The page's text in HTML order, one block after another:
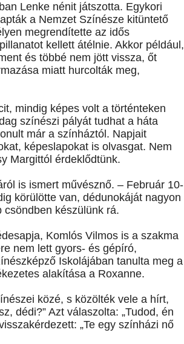
Lenke nénit játszotta. Egykori
a Nemzet Színésze kitüntető
megrendítette az idős
kellett átélnie. Akkor például,
és többé nem jött vissza, őt
miatt hurcolták meg,
mindig képes volt a történteken
színészi pályát tudhat a háta
már a színháztól. Napjait
képeslapokat is olvasgat. Nem
Margittól érdeklődtünk.
is ismert művésznő. – Február 10-
körülötte van, dédunokáját nagyon
készülünk rá.
Komlós Vilmos is a szakma
nem lett gyors- és gépíró,
Iskolájában tanulta meg a
alakítása a Roxanne.
közé, s közölték vele a hírt,
dédi?” Azt válaszolta: „Tudod, én
„Te egy színházi nő